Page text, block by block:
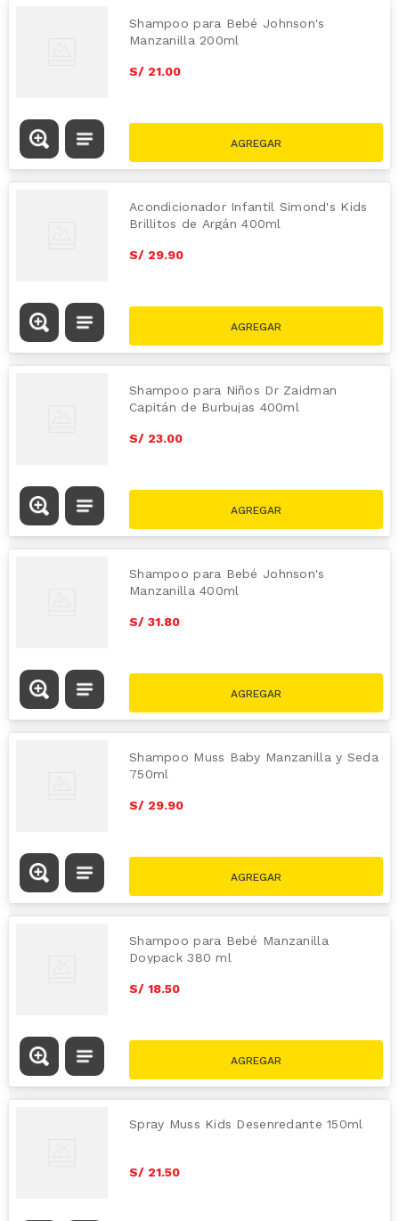
Shampoo para Bebé Johnson's
Manzanilla 200ml
S/ 21.00
Acondicionador Infantil Simond's Kids
Brillitos de Argán 400ml
S/ 29.90
Shampoo para Niños Dr Zaidman
Capitán de Burbujas 400ml
S/ 23.00
Shampoo para Bebé Johnson's
Manzanilla 400ml
S/ 31.80
Shampoo Muss Baby Manzanilla y Seda
750ml
S/ 29.90
Shampoo para Bebé Manzanilla
Doypack 380 ml
S/ 18.50
Spray Muss Kids Desenredante 150ml
S/ 21.50